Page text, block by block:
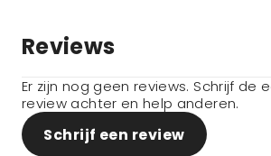
Reviews
Er zijn nog geen reviews. Schrijf de
review achter en help anderen.
Schrijf een review